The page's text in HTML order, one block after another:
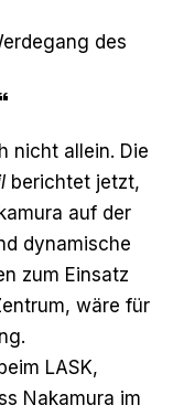
des
nicht allein. Die
berichtet jetzt,
auf der
dynamische
zum Einsatz
wäre für
LASK,
Nakamura im